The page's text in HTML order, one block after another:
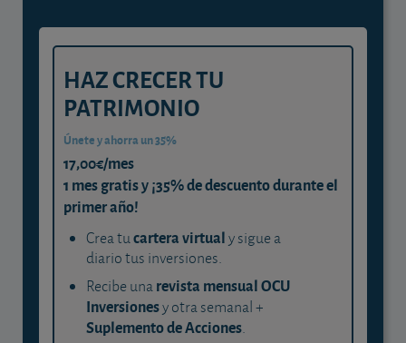
HAZ CRECER TU
PATRIMONIO
Únete y ahorra un 35%
17,00€/mes
1 mes gratis y ¡35% de descuento durante el
primer año!
Crea tucartera virtualy sigue a
diario tus inversiones.
Recibe unarevista mensual OCU
Inversionesy otra semanal +
Suplemento de Acciones.